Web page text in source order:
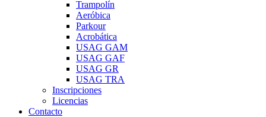
Trampolín
Aeróbica
Parkour
Acrobática
USAG GAM
USAG GAF
USAG GR
USAG TRA
Inscripciones
Licencias
Contacto